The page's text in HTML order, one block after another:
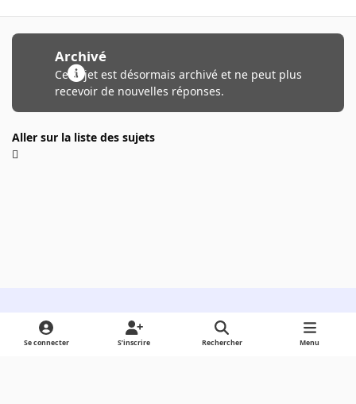
Archivé
Ce sujet est désormais archivé et ne peut plus
recevoir de nouvelles réponses.
Aller sur la liste des sujets
Light ModeDark ModeSystem Preference
Se connecter S’inscrire Rechercher Menu